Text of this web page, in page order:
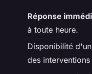
Réponse
à toute heure.
Disponibilité
des